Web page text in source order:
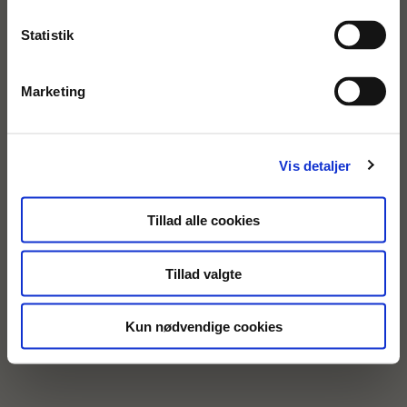
Statistik
Marketing
Vis detaljer
Tillad alle cookies
Tillad valgte
Kun nødvendige cookies